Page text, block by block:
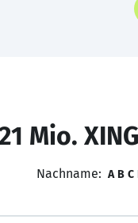
Mio.
Nachname: A B C